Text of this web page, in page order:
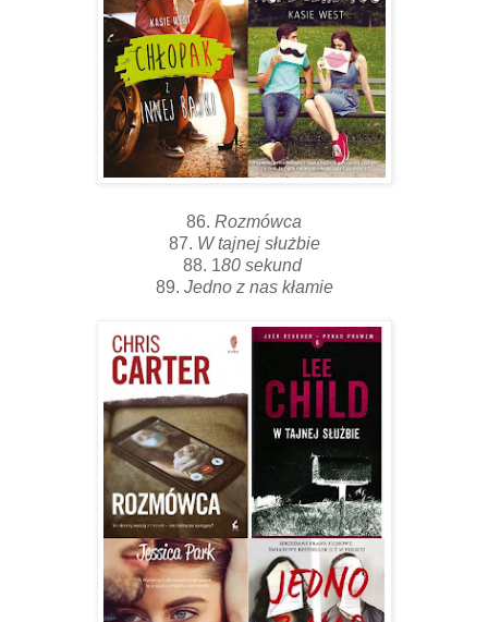
86. Rozmówca
87. W tajnej służbie
88. 180 sekund
89. Jedno z nas kłamie